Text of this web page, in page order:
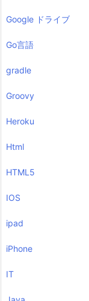
Google ドライブ
Go言語
gradle
Groovy
Heroku
Html
HTML5
IOS
ipad
iPhone
IT